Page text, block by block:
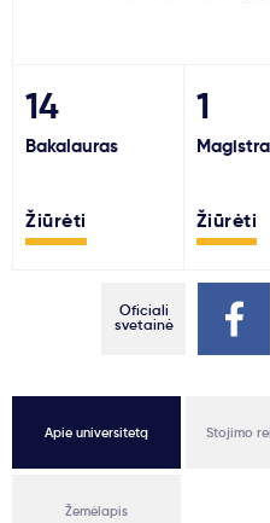
Paslaugos
Naujienos
14
Bakalauras
Žiūrėti
1
Žiūrėti
Oficiali
svetainė
Apie universitetą Stojimo
Žemėlapis